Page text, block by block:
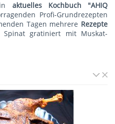
aktuelles Kochbuch "AHIQ
Profi-Grundrezepten
Tagen mehrere Rezepte
Spinat gratiniert mit Muskat-